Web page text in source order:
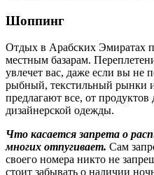
Шоппинг
Отдых в Арабских Эмиратах
местным базарам.
увлечет вас, даже если вы не
рыбный, текстильный рынки
предлагают все, от
дизайнерской одежды.
Что касается запрета о
многих отпугивает. Сам
своего номера никто не
стоит забывать о наличии